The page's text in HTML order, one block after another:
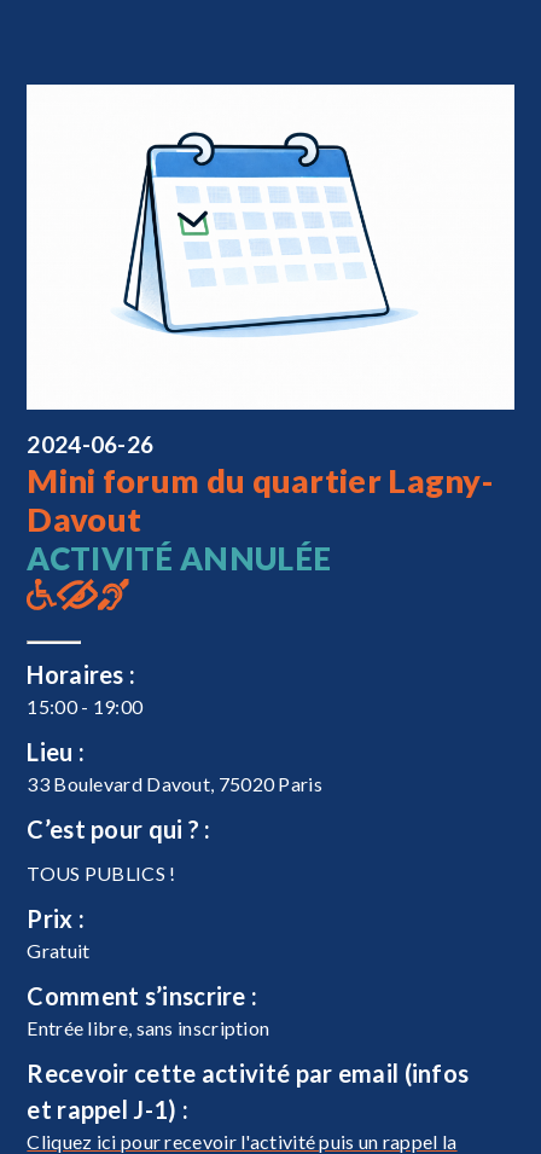
2024-06-26
Mini forum du quartier Lagny-
Davout
ACTIVITÉ ANNULÉE
Horaires :
15:00 - 19:00
Lieu :
33 Boulevard Davout, 75020 Paris
C’est pour qui ? :
TOUS PUBLICS !
Prix :
Gratuit
Comment s’inscrire :
Entrée libre, sans inscription
Recevoir cette activité par email (infos
et rappel J-1) :
Cliquez ici pour recevoir l'activité puis un rappel la